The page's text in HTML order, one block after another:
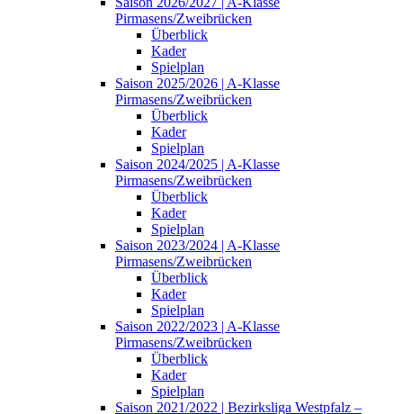
Pirmasens/Zweibrücken
Überblick
Kader
Spielplan
Saison 2025/2026 | A-Klasse
Pirmasens/Zweibrücken
Überblick
Kader
Spielplan
Saison 2024/2025 | A-Klasse
Pirmasens/Zweibrücken
Überblick
Kader
Spielplan
Saison 2023/2024 | A-Klasse
Pirmasens/Zweibrücken
Überblick
Kader
Spielplan
Saison 2022/2023 | A-Klasse
Pirmasens/Zweibrücken
Überblick
Kader
Spielplan
Saison 2021/2022 | Bezirksliga Westpfalz –